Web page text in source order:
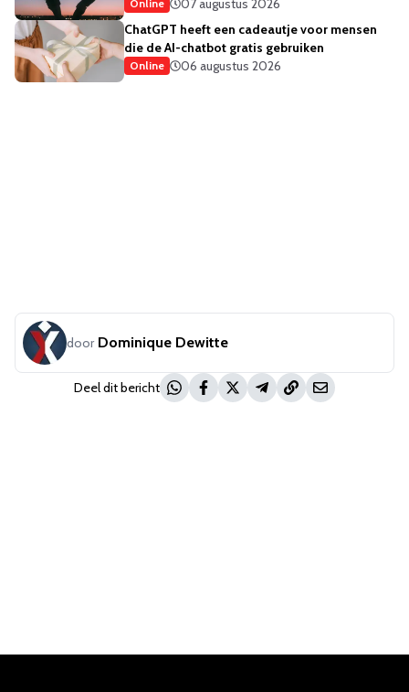
Online
07 augustus 2026
ChatGPT heeft een cadeautje voor mensen
die de AI-chatbot gratis gebruiken
Online 06 augustus 2026
door Dominique Dewitte
Deel dit bericht